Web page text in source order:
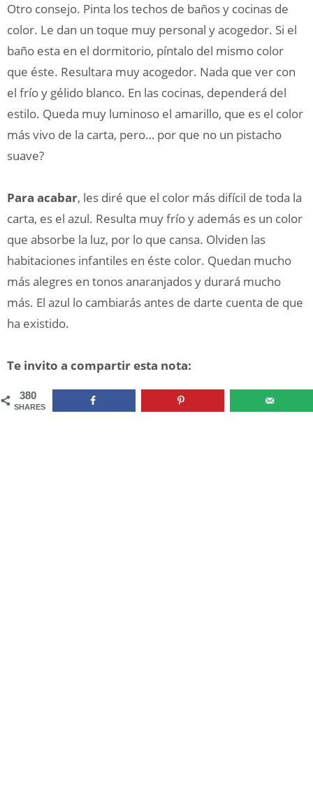
Otro consejo. Pinta los techos de baños y cocinas de
color. Le dan un toque muy personal y acogedor. Si el
baño esta en el dormitorio, píntalo del mismo color
que éste. Resultara muy acogedor. Nada que ver con
el frío y gélido blanco. En las cocinas, dependerá del
estilo. Queda muy luminoso el amarillo, que es el color
más vivo de la carta, pero… por que no un pistacho
suave?
Para acabar, les diré que el color más difícil de toda la
carta, es el azul. Resulta muy frío y además es un color
que absorbe la luz, por lo que cansa. Olviden las
habitaciones infantiles en éste color. Quedan mucho
más alegres en tonos anaranjados y durará mucho
más. El azul lo cambiarás antes de darte cuenta de que
ha existido.
Te invito a compartir esta nota:
380
SHARES